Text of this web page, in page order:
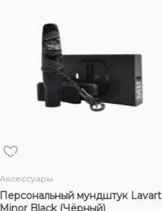
Аксессуары
Персональный мундштук Lavart
Minor Black (Чёрный)